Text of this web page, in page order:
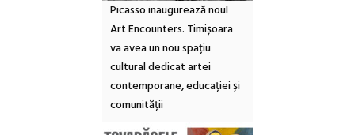
Picasso inaugurează noul
Art Encounters. Timișoara
va avea un nou spațiu
cultural dedicat artei
contemporane, educației și
comunității